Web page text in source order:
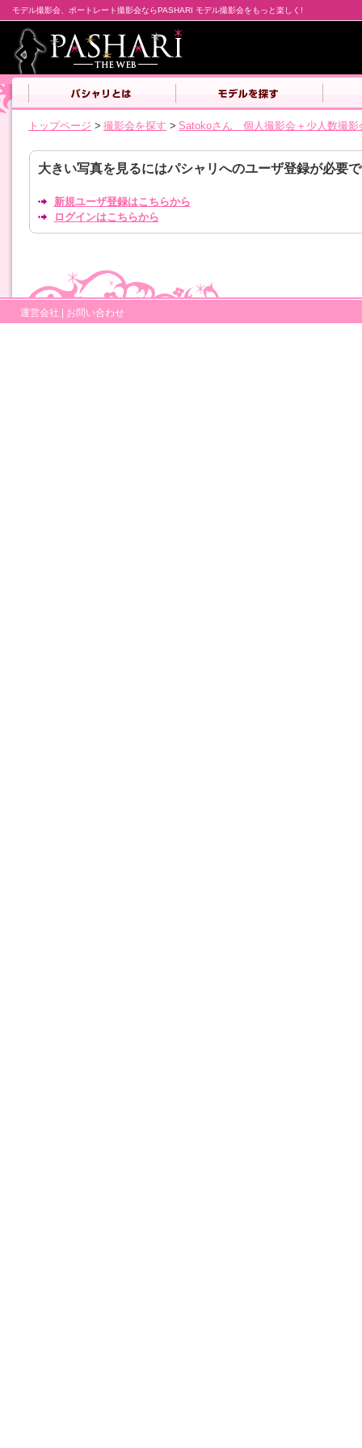
モデル撮影会、ポートレート撮影会ならPASHARI モデル撮影会をもっと楽しく!
トップページ > 撮影会を探す > Satokoさん 個人撮影会＋少人数撮影
大きい写真を見るにはパシャリへのユーザ登録が必要
新規ユーザ登録はこちらから
ログインはこちらから
運営会社 | お問い合わせ